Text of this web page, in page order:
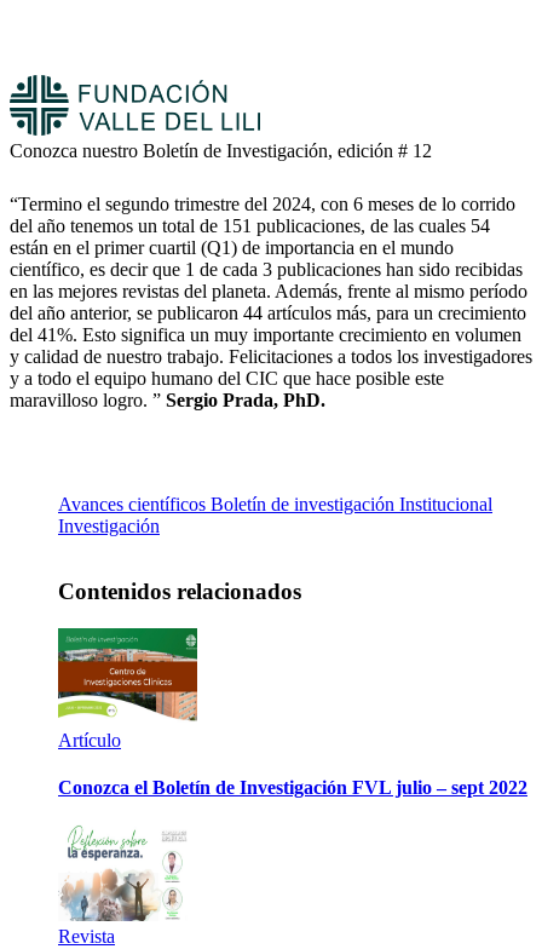
Conozca nuestro Boletín de Investigación, edición # 12
“Termino el segundo trimestre del 2024, con 6 meses de lo corrido
del año tenemos un total de 151 publicaciones, de las cuales 54
están en el primer cuartil (Q1) de importancia en el mundo
científico, es decir que 1 de cada 3 publicaciones han sido recibidas
en las mejores revistas del planeta. Además, frente al mismo período
del año anterior, se publicaron 44 artículos más, para un crecimiento
del 41%. Esto significa un muy importante crecimiento en volumen
y calidad de nuestro trabajo. Felicitaciones a todos los investigadores
y a todo el equipo humano del CIC que hace posible este
maravilloso logro. ” Sergio Prada, PhD.
Avances científicos Boletín de investigación Institucional
Investigación
Contenidos relacionados
Artículo
Conozca el Boletín de Investigación FVL julio – sept 2022
Revista